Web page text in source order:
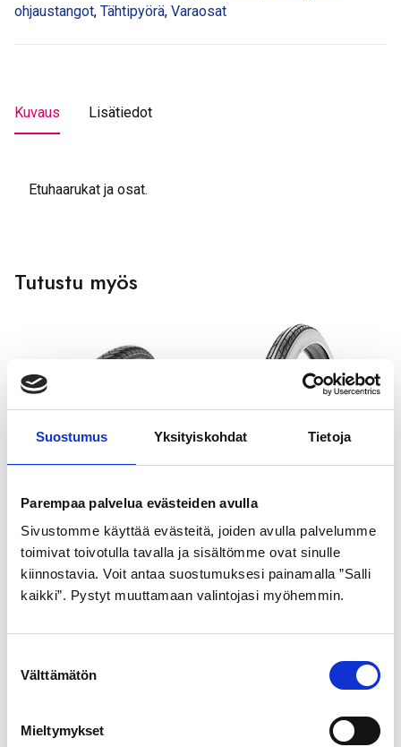
Suostumus Yksityiskohdat Tietoja
Parempaa palvelua evästeiden avulla
Sivustomme käyttää evästeitä, joiden avulla palvelumme
toimivat toivotulla tavalla ja sisältömme ovat sinulle
kiinnostavia. Voit antaa suostumuksesi painamalla ”Salli
kaikki”. Pystyt muuttamaan valintojasi myöhemmin.
Välttämätön
Mieltymykset
ohjaustangot, Tähtipyörä, Varaosat
Kuvaus Lisätiedot
Etuhaarukat ja osat.
Tutustu myös
SCHWALBE
ULKORENGAS 40-622
MUSTA DELTA CRUISER
PLUS pistosuojattu
heijastimella
GOLDEN BOY
ULKORENGAS 37-622
MUSTA VALKOINEN SR
099
21,99€